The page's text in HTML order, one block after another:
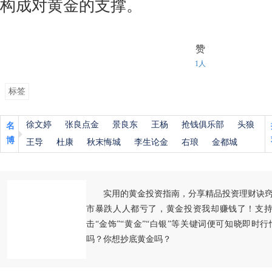
构成对黄金的支撑。
赞
1人
标签
名
博
徐文婷 张良点金 景良东 王杨 抢钱俱乐部
头狼
王导
杜康 秋末悔城 李生论金 右琅 金都城
实用的黄金投资指南，分享精品投资理财诀
市暴跌人人都亏了，黄金投资我却赚钱了！支
击“金饰”“黄金”“白银”等关键词便可知晓即时
吗？你想抄底黄金吗？